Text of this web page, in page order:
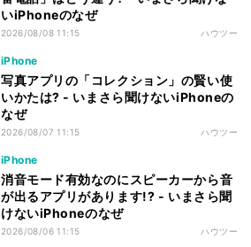
いiPhoneのなぜ
2026/08/08 11:15 ハウツー
iPhone
写真アプリの「コレクション」の賢い使
いかたは? - いまさら聞けないiPhoneの
なぜ
2026/08/07 11:15 ハウツー
iPhone
消音モード有効なのにスピーカーから音
が出るアプリがあります!? - いまさら聞
けないiPhoneのなぜ
2026/08/06 11:15 ハウツー